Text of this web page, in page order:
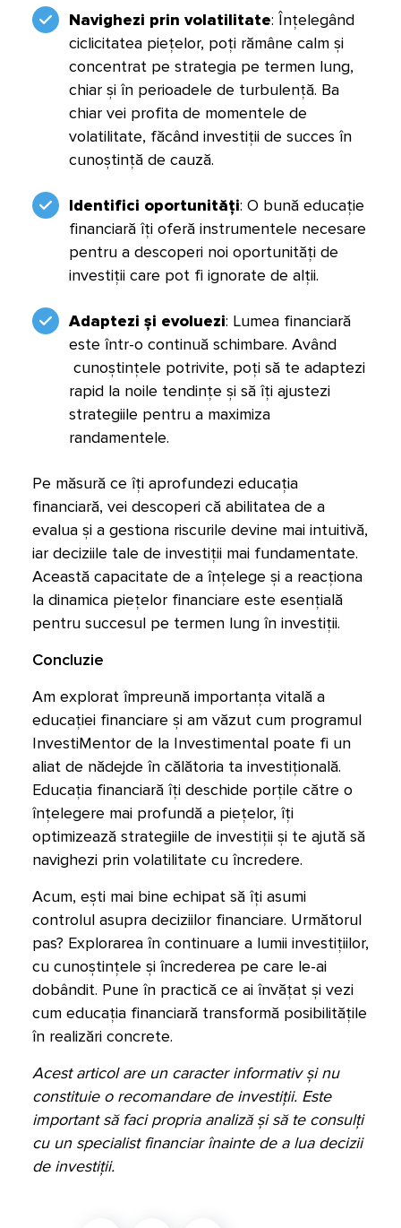
Navighezi prin volatilitate: Înțelegând
ciclicitatea piețelor, poți rămâne calm și
concentrat pe strategia pe termen lung,
chiar și în perioadele de turbulență. Ba
chiar vei profita de momentele de
volatilitate, făcând investiții de succes în
cunoștință de cauză.
Identifici oportunități: O bună educație
financiară îți oferă instrumentele necesare
pentru a descoperi noi oportunități de
investiții care pot fi ignorate de alții.
Adaptezi și evoluezi: Lumea financiară
este într-o continuă schimbare. Având
cunoștințele potrivite, poți să te adaptezi
rapid la noile tendințe și să îți ajustezi
strategiile pentru a maximiza
randamentele.
Pe măsură ce îți aprofundezi educația
financiară, vei descoperi că abilitatea de a
evalua și a gestiona riscurile devine mai intuitivă,
iar deciziile tale de investiții mai fundamentate.
Această capacitate de a înțelege și a reacționa
la dinamica piețelor financiare este esențială
pentru succesul pe termen lung în investiții.
Concluzie
Am explorat împreună importanța vitală a
educației financiare și am văzut cum programul
InvestiMentor de la Investimental poate fi un
aliat de nădejde în călătoria ta investițională.
Educația financiară îți deschide porțile către o
înțelegere mai profundă a piețelor, îți
optimizează strategiile de investiții și te ajută să
navighezi prin volatilitate cu încredere.
Acum, ești mai bine echipat să îți asumi
controlul asupra deciziilor financiare. Următorul
pas? Explorarea în continuare a lumii investițiilor,
cu cunoștințele și încrederea pe care le-ai
dobândit. Pune în practică ce ai învățat și vezi
cum educația financiară transformă posibilitățile
în realizări concrete.
Acest articol are un caracter informativ și nu
constituie o recomandare de investiții. Este
important să faci propria analiză și să te consulți
cu un specialist financiar înainte de a lua decizii
de investiții.